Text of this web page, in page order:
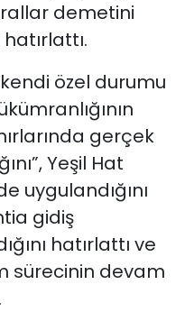
demetini
kendi özel durumu
gerçek
Yeşil Hat
uygulandığını
gidiş
hatırlattı ve
sürecinin devam